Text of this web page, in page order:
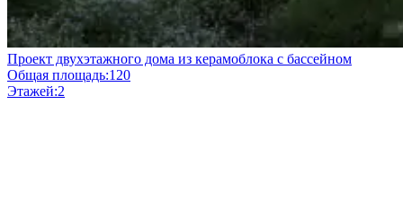
Проект двухэтажного дома из керамоблока с бассейном
Общая площадь:120
Этажей:2